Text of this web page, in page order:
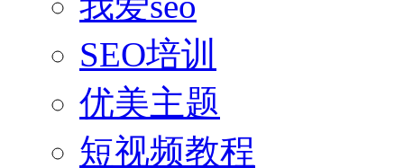
SEO培训
优美主题
短视频教程